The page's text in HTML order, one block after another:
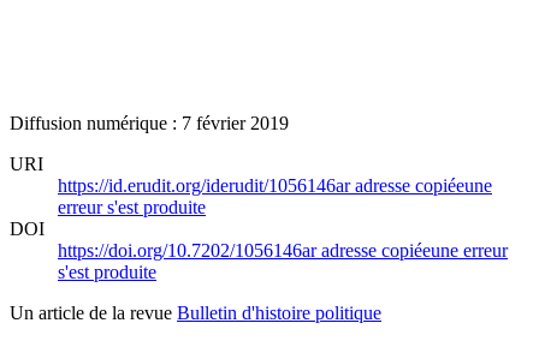
Diffusion numérique : 7 février 2019
URI
https://id.erudit.org/iderudit/1056146aradresse copiéeune
erreur s'est produite
DOI
https://doi.org/10.7202/1056146aradresse copiéeune erreur
s'est produite
Un article de la revue Bulletin d'histoire politique